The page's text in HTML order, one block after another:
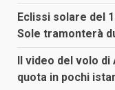
Eclissi solare del
Sole tramonterà
Il video del volo di
quota in pochi